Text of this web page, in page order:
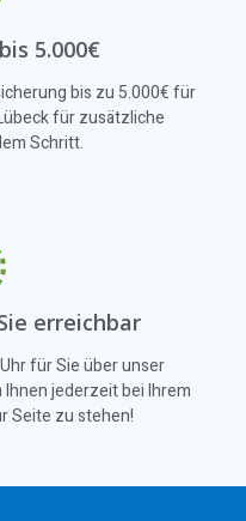
5.000€
bis zu 5.000€ für
für zusätzliche
Schritt.
erreichbar
für Sie über unser
jederzeit bei Ihrem
Seite zu stehen!